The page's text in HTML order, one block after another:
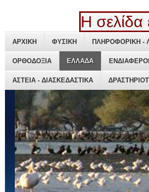
ΑΡΧΙΚΗ ΦΥΣΙΚΗ ΠΛΗΡΟΦΟΡΙΚΗ -
ΟΡΘΟΔΟΞΙΑ ΕΛΛΑΔΑ
ΑΣΤΕΙΑ - ΔΙΑΣΚΕΔΑΣΤΙΚΑ
ΑΡΧΙΚΗ ΦΥΣΙΚΗ ΠΛΗΡΟΦΟΡΙΚΗ -
ΟΡΘΟΔΟΞΙΑ ΕΛΛΑΔΑ
ΑΣΤΕΙΑ - ΔΙΑΣΚΕΔΑΣΤΙΚΑ
Η σελίδα